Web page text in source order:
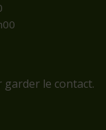
le contact.